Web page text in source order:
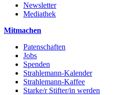
Newsletter
Mediathek
Mitmachen
Patenschaften
Jobs
Spenden
Strahlemann-Kalender
Strahlemann-Kaffee
Starke/r Stifter/in werden